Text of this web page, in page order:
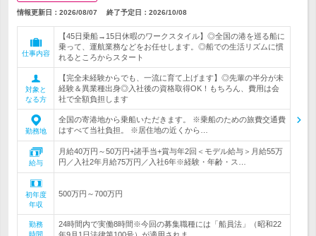
情報更新日：2026/08/07 終了予定日： 2026/10/08
仕事内容
【45日乗船→15日休暇のワークスタイル】◎全国の港を巡る船に
乗って、運航業務などをお任せします。◎船での生活リズムに慣
れるところからスタート
対象と
なる方
【完全未経験からでも、一流に育て上げます】◎先輩の半分が未
経験＆異業種出身◎入社後の資格取得OK！もちろん、費用は会
社で全額負担します
勤務地
全国の寄港地から乗船いただきます。 ※乗船のための旅費交通費
はすべて当社負担。 ※居住地の近くから…
給与
月給40万円～50万円+諸手当+賞与年2回＜モデル給与＞月給55万
円／入社2年月給75万円／入社6年※経験・年齢・ス…
初年度
年収
500万円～700万円
勤務
時間
24時間内で実働8時間※今回の募集職種には「船員法」（昭和22